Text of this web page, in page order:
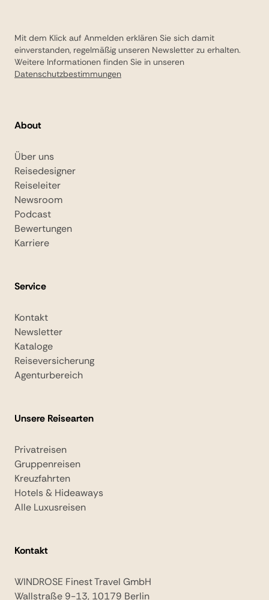
Mit dem Klick auf Anmelden erklären Sie sich damit
einverstanden, regelmäßig unseren Newsletter zu erhalten.
Weitere Informationen finden Sie in unseren
Datenschutzbestimmungen
About
Über uns
Reisedesigner
Reiseleiter
Newsroom
Podcast
Bewertungen
Karriere
Service
Kontakt
Newsletter
Kataloge
Reiseversicherung
Agenturbereich
Unsere Reisearten
Privatreisen
Gruppenreisen
Kreuzfahrten
Hotels & Hideaways
Alle Luxusreisen
Kontakt
WINDROSE Finest Travel GmbH
Wallstraße 9-13, 10179 Berlin